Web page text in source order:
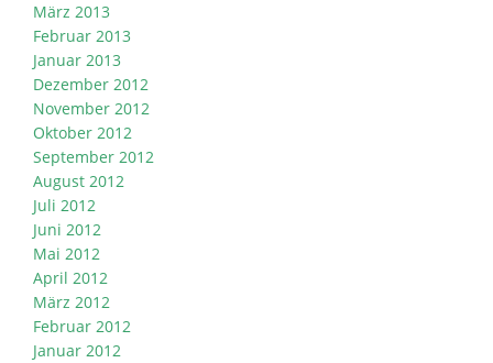
März 2013
Februar 2013
Januar 2013
Dezember 2012
November 2012
Oktober 2012
September 2012
August 2012
Juli 2012
Juni 2012
Mai 2012
April 2012
März 2012
Februar 2012
Januar 2012